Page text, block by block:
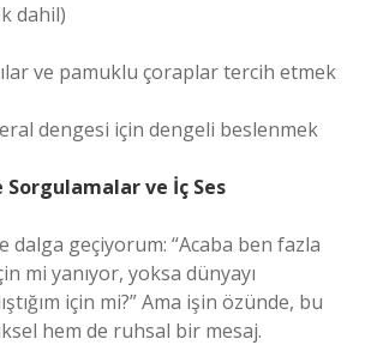
dahil)
ve pamuklu çoraplar tercih etmek
dengesi için dengeli beslenmek
Sorgulamalar ve İç Ses
dalga geçiyorum: “Acaba ben fazla
mi yanıyor, yoksa dünyayı
için mi?” Ama işin özünde, bu
hem de ruhsal bir mesaj.